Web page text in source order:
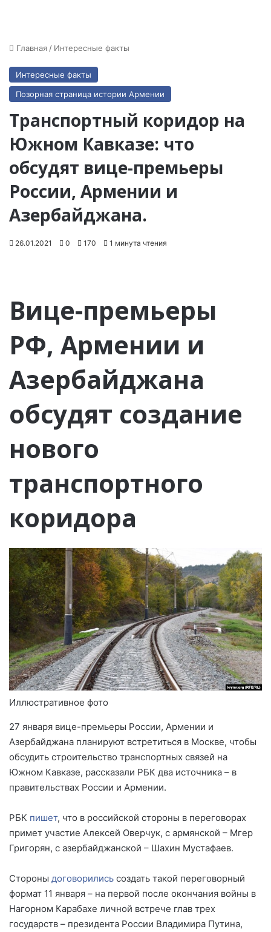
Главная / Интересные факты
Интересные факты
Позорная страница истории Армении
Транспортный коридор на
Южном Кавказе: что
обсудят вице-премьеры
России, Армении и
Азербайджана.
26.01.2021 0 170 1 минута чтения
Вице-премьеры
РФ, Армении и
Азербайджана
обсудят создание
нового
транспортного
коридора
Иллюстративное фото
27 января вице-премьеры России, Армении и
Азербайджана планируют встретиться в Москве, чтобы
обсудить строительство транспортных связей на
Южном Кавказе, рассказали РБК два источника – в
правительствах России и Армении.
РБК пишет, что в российской стороны в переговорах
примет участие Алексей Оверчук, с армянской – Мгер
Григорян, с азербайджанской – Шахин Мустафаев.
Стороны договорились создать такой переговорный
формат 11 января – на первой после окончания войны в
Нагорном Карабахе личной встрече глав трех
государств – президента России Владимира Путина,